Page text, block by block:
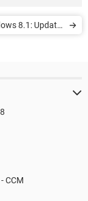
8.1: Update-
CCM